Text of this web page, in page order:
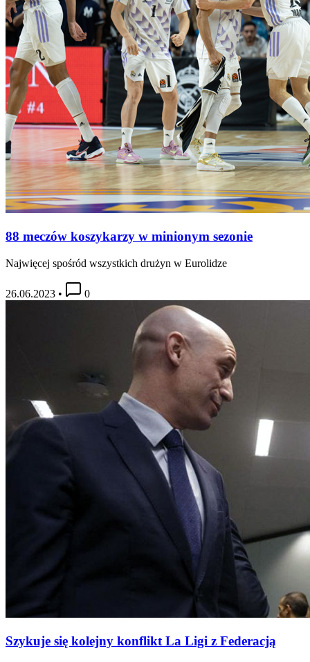
88 meczów koszykarzy w minionym sezonie
Najwięcej spośród wszystkich drużyn w Eurolidze
26.06.2023 • 0
Szykuje się kolejny konflikt La Ligi z Federacją